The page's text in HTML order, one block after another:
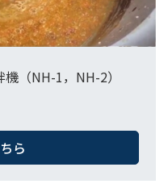
（NH-1，NH-2）​
ら